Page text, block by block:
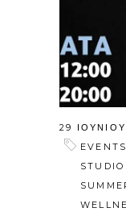
29
EVENTS